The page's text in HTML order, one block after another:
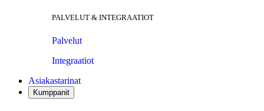
PALVELUT & INTEGRAATIOT
Palvelut
Integraatiot
Asiakastarinat
Kumppanit